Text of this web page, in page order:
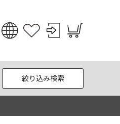
English
한국어
絞り込み検索